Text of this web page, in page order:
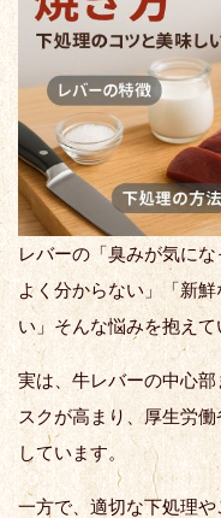
レバーの「臭みが気に
よく分からない」「新
い」そんな悩みを抱えて
実は、牛レバーの中心
スクが高まり、厚生労
しています。
一方で、適切な下処理